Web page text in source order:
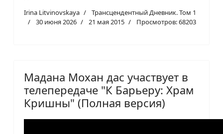
Irina Litvinovskaya
Трансцендентный Дневник. Том 1
30 июня 2026
21 мая 2015 Просмотров: 68203
Мадана Мохан дас участвует в
телепередаче "К Барьеру: Храм
Кришны" (Полная версия)